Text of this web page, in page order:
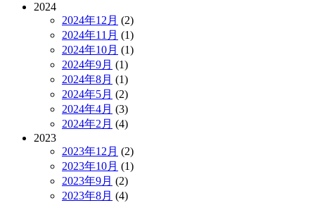
2024
2024年12月 (2)
2024年11月 (1)
2024年10月 (1)
2024年9月 (1)
2024年8月 (1)
2024年5月 (2)
2024年4月 (3)
2024年2月 (4)
2023
2023年12月 (2)
2023年10月 (1)
2023年9月 (2)
2023年8月 (4)